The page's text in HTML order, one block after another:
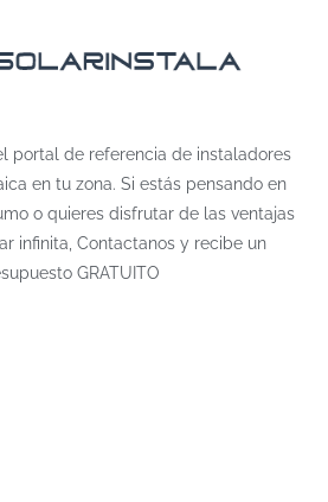
portal de referencia de instaladores
en tu zona. Si estás pensando en
o quieres disfrutar de las ventajas
infinita, Contactanos y recibe un
GRATUITO